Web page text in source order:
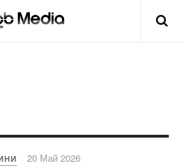
20 Май 2026